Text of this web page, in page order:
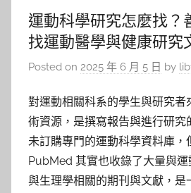
運動科學研究怎麼找？
找運動醫學與健康研究
Posted on 2025 年 6 月 5 日 by
對運動相關科系的學生與研究者
術資源，是撰寫報告與進行研究
未訂購專門的運動科學資料庫，
PubMed 其實也收錄了大量與
與生理學相關的期刊與文獻，是